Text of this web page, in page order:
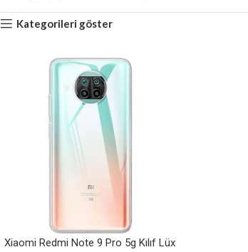
Kategorileri göster
Xiaomi Redmi Note 9 Pro 5g Kılıf Lüx